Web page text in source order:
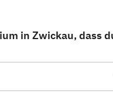
in Zwickau, dass